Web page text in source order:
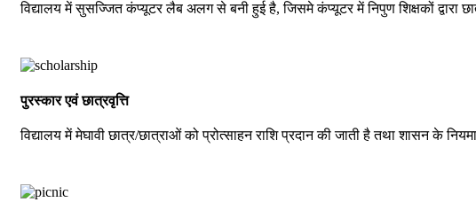
विद्यालय में सुसज्जित कंप्यूटर लैब अलग से बनी हुई है, जिसमे कंप्यूटर में निपुण शिक्षकों द्वारा
पुरस्कार एवं छात्रवृत्ति
विद्यालय में मेघावी छात्र/छात्राओं को प्रोत्साहन राशि प्रदान की जाती है तथा शासन के